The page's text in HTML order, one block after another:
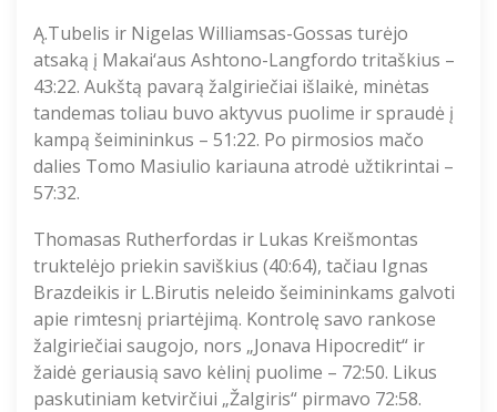
Ą.Tubelis ir Nigelas Williamsas-Gossas turėjo
atsaką į Makai‘aus Ashtono-Langfordo tritaškius –
43:22. Aukštą pavarą žalgiriečiai išlaikė, minėtas
tandemas toliau buvo aktyvus puolime ir spraudė į
kampą šeimininkus – 51:22. Po pirmosios mačo
dalies Tomo Masiulio kariauna atrodė užtikrintai –
57:32.
Thomasas Rutherfordas ir Lukas Kreišmontas
truktelėjo priekin saviškius (40:64), tačiau Ignas
Brazdeikis ir L.Birutis neleido šeimininkams galvoti
apie rimtesnį priartėjimą. Kontrolę savo rankose
žalgiriečiai saugojo, nors „Jonava Hipocredit“ ir
žaidė geriausią savo kėlinį puolime – 72:50. Likus
paskutiniam ketvirčiui „Žalgiris“ pirmavo 72:58.